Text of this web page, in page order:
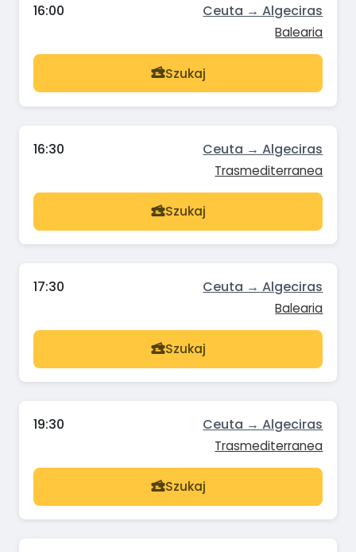
16:00 Ceuta → Algeciras
Balearia
Szukaj
16:30 Ceuta → Algeciras
Trasmediterranea
Szukaj
17:30 Ceuta → Algeciras
Balearia
Szukaj
19:30 Ceuta → Algeciras
Trasmediterranea
Szukaj